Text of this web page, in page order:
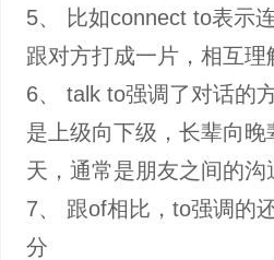
5、 比如connect to表示
跟对方打成一片，相互理
6、 talk to强调了对话的
是上级向下级，长辈向
天，通常是朋友之间的沟
7、 跟of相比，to强调的
分